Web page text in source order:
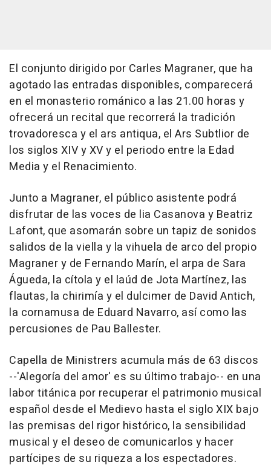
El conjunto dirigido por Carles Magraner, que ha
agotado las entradas disponibles, comparecerá
en el monasterio románico a las 21.00 horas y
ofrecerá un recital que recorrerá la tradición
trovadoresca y el ars antiqua, el Ars Subtlior de
los siglos XIV y XV y el periodo entre la Edad
Media y el Renacimiento.
Junto a Magraner, el público asistente podrá
disfrutar de las voces de lia Casanova y Beatriz
Lafont, que asomarán sobre un tapiz de sonidos
salidos de la viella y la vihuela de arco del propio
Magraner y de Fernando Marín, el arpa de Sara
Águeda, la cítola y el laúd de Jota Martínez, las
flautas, la chirimía y el dulcimer de David Antich,
la cornamusa de Eduard Navarro, así como las
percusiones de Pau Ballester.
Capella de Ministrers acumula más de 63 discos
--'Alegoría del amor' es su último trabajo-- en una
labor titánica por recuperar el patrimonio musical
español desde el Medievo hasta el siglo XIX bajo
las premisas del rigor histórico, la sensibilidad
musical y el deseo de comunicarlos y hacer
partícipes de su riqueza a los espectadores.